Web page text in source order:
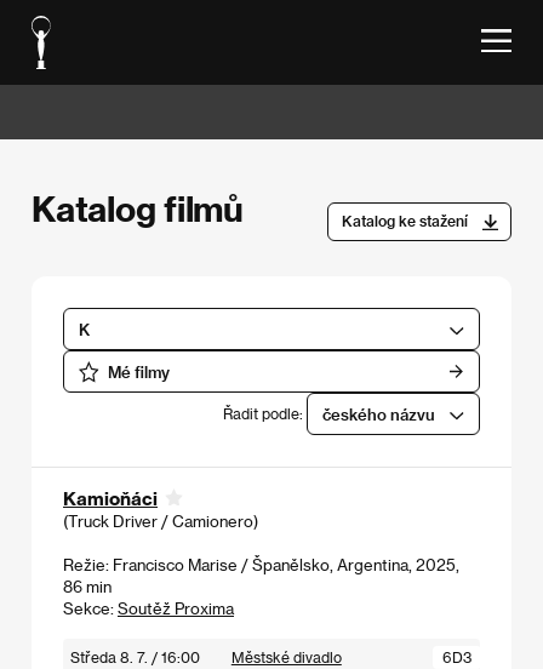
Katalog filmů Katalog ke stažení
K
Mé filmy
Řadit podle: českého názvu
Kamioňáci
(Truck Driver / Camionero)
Režie: Francisco Marise / Španělsko, Argentina, 2025,
86 min
Sekce: Soutěž Proxima
Středa 8. 7. / 16:00 Městské divadlo 6D3